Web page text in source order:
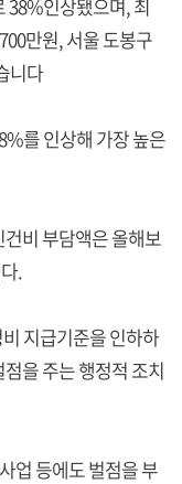
38%인상됐으며, 최
만원, 서울 도봉구
니다
를 인상해 가장 높은
비 부담액은 올해보
.
지급기준을 인하하
을 주는 행정적 조치
업 등에도 벌점을 부